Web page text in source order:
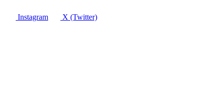
Instagram X (Twitter)